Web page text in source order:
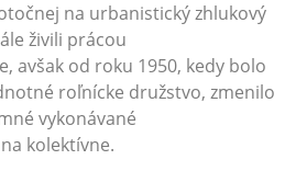
na urbanistický zhlukový
živili prácou
avšak od roku 1950, kedy bolo
roľnícke družstvo, zmenilo
vykonávané
kolektívne.